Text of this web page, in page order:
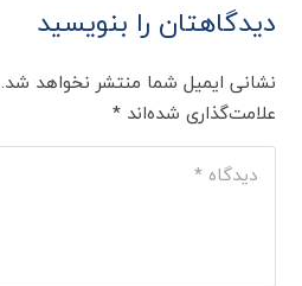
دیدگاهتان را بنویسید
نشانی ایمیل شما منتشر نخواهد شد.
علامت‌گذاری شده‌اند*